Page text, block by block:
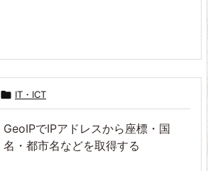
 IT・ICT
GeoIPでIPアドレスから座標・国
名・都市名などを取得する